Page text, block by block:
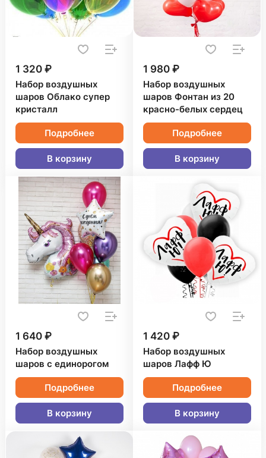
1 320 ₽
Набор воздушных
шаров Облако супер
кристалл
Подробнее
В корзину
1 980 ₽
Набор воздушных
шаров Фонтан из 20
красно-белых сердец
Подробнее
В корзину
1 640 ₽
Набор воздушных
шаров с единорогом
Подробнее
В корзину
1 420 ₽
Набор воздушных
шаров Лафф Ю
Подробнее
В корзину